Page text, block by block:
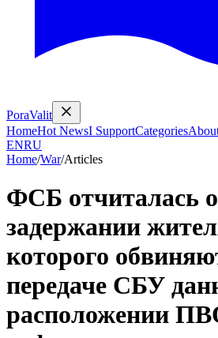
PoraValit
HomeHot NewsI SupportCategories
ENRU
Home/War/Articles
ФСБ отчиталась о
задержании
которого
передаче СБУ
расположении